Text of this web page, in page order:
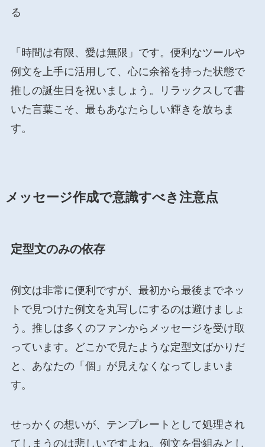
る
「時間は有限、愛は無限」です。便利なツールや
例文を上手に活用して、心に余裕を持った状態で
推しの誕生日を祝いましょう。リラックスして書
いた言葉こそ、最もあなたらしい輝きを放ちま
す。
メッセージ作成で意識すべき注意点
定型文のみの依存
例文は非常に便利ですが、最初から最後までネッ
トで見つけた例文を丸写しにするのは避けましょ
う。推しは多くのファンからメッセージを受け取
っています。どこかで見たような定型文ばかりだ
と、あなたの「個」が見えなくなってしまいま
す。
せっかくの想いが、テンプレートとして処理され
てしまうのは悲しいですよね。例文を骨組みとし